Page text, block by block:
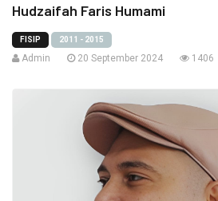
Hudzaifah Faris Humami
FISIP 2011 - 2015
Admin 20 September 2024 1406